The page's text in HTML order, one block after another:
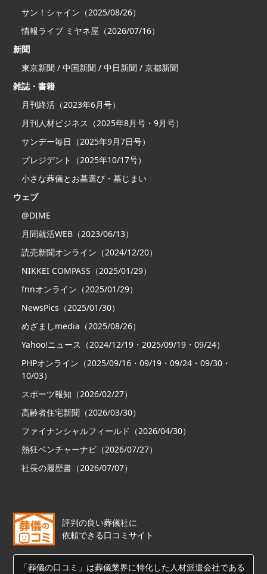
サン！シャイン（2025/08/26）
情報ライブ ミヤネ屋（2026/07/16）
新聞
東京新聞 / 中国新聞 / 中日新聞 / 京都新聞
雑誌・書籍
月刊終活（2023年6月号）
月刊人材ビジネス（2025年8月号・9月号）
サンデー毎日（2025年9月7日号）
プレジデント（2025年10/17号）
小さな葬儀とお墓選び・墓じまい
ウェブ
@DIME
月間就活WEB（2023/06/13）
読売新聞オンライン（2024/12/20）
NIKKEI COMPASS（2025/01/29）
fnnオンライン（2025/01/29）
NewsPics（2025/01/30）
めざましmedia（2025/08/26）
Yahoo!ニュース（2024/12/19・2025/09/19・09/24）
PHPオンライン（2025/09/16・09/19・09/24・09/30・
10/03）
スポーツ報知（2026/02/27）
高齢者住宅新聞（2026/03/30）
ファイナンシャルフィールド（2026/04/30）
熱狂ベンチャーナビ（2026/07/27）
社長の履歴書（2026/07/07）
評判の良い葬儀社に
依頼できる口コミサイト
「葬儀の口コミ」は葬儀業界に特化した人材派遣会社である